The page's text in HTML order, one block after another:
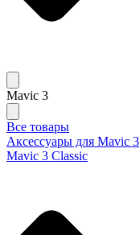
Mavic 3
Все товары
Аксессуары для Mavic 3
Mavic 3 Classic